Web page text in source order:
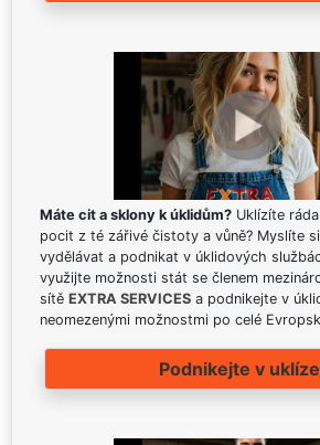
Máte cit a sklony k úklidům? Uklízíte
pocit z té zářivé čistoty a vůně? Myslíte
vydělávat a podnikat v úklidových
využijte možnosti stát se členem
sítě EXTRA SERVICES a podnikejte v
neomezenými možnostmi po celé
Podnikejte v